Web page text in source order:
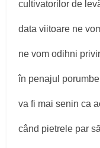
cultivatorilor de
data viitoare ne
ne vom odihni
în penajul
va fi mai senin ca
când pietrele par